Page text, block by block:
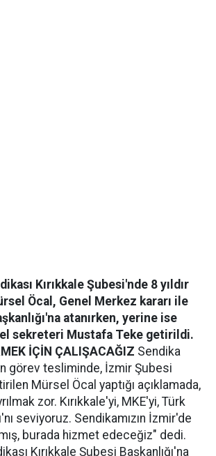
Kırıkkale Şubesi'nde 8 yıldır
Öcal, Genel Merkez kararı ile
atanırken, yerine ise
sekreteri Mustafa Teke getirildi.
İÇİN ÇALIŞACAĞIZ Sendika
görev tesliminde, İzmir Şubesi
Mürsel Öcal yaptığı açıklamada,
zor. Kırıkkale'yi, MKE'yi, Türk
seviyoruz. Sendikamızın İzmir'de
burada hizmet edeceğiz" dedi.
Kırıkkale Şubesi Başkanlığı'na